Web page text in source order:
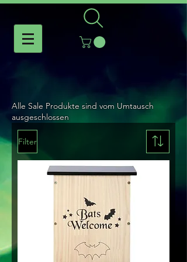
Alle Sale Produkte sind vom Umtausch
ausgeschlossen
Filter